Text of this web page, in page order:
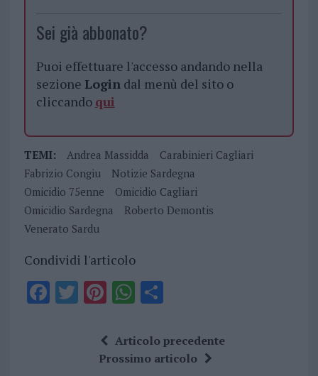
Sei già abbonato?
Puoi effettuare l'accesso andando nella
sezione Logindal menù del sito o
cliccando qui
TEMI: Andrea Massidda
Carabinieri Cagliari
Fabrizio Congiu
Notizie Sardegna
Omicidio 75enne
Omicidio Cagliari
Omicidio Sardegna
Roberto Demontis
Venerato Sardu
Condividi l'articolo
F T Pi
te
re
W
at
s
S
a
re
Articolo precedente
Prossimo articolo